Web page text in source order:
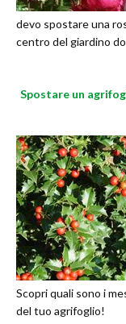
devo spostare una
centro del giardino
Spostare un
Scopri quali sono i
del tuo agrifoglio!